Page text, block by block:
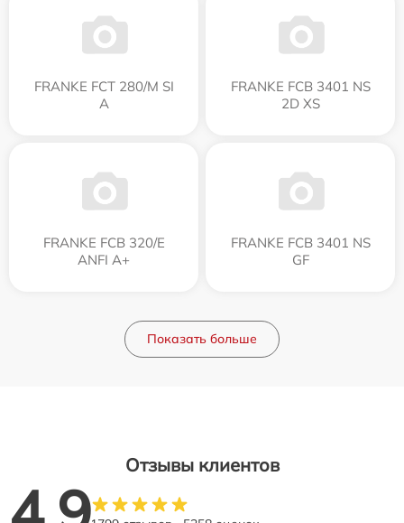
FRANKE FCT 280/M SI
A
FRANKE FCB 3401 NS
2D XS
FRANKE FCB 320/E
ANFI A+
FRANKE FCB 3401 NS
GF
Показать больше
Отзывы клиентов